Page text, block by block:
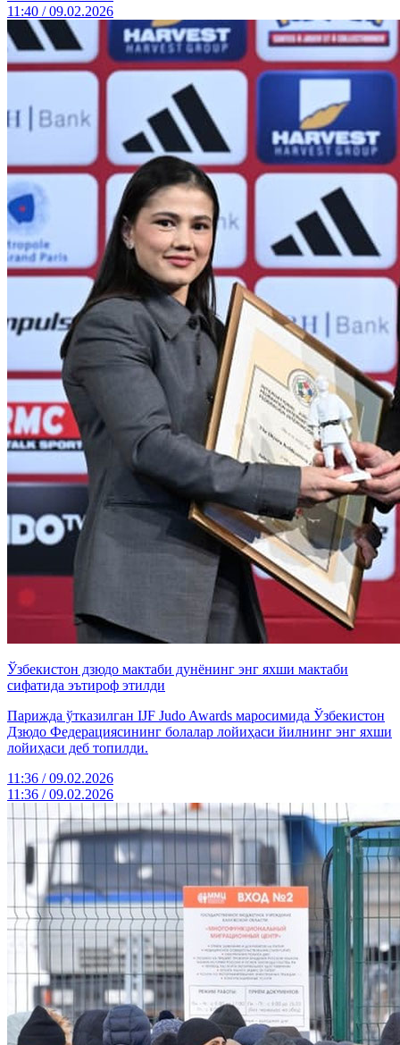
11:40 / 09.02.2026
Ўзбекистон дзюдо мактаби дунёнинг энг яхши мактаби
сифатида эътироф этилди
Парижда ўтказилган IJF Judo Awards маросимида Ўзбекистон
Дзюдо Федерациясининг болалар лойиҳаси йилнинг энг яхши
лойиҳаси деб топилди.
11:36 / 09.02.2026
11:36 / 09.02.2026